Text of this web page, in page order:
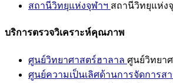
สถานีวิทยุแห่งจุฬาฯ สถานีวิทยุแห่ง
บริการตรวจวิเคราะห์คุณภาพ
ศูนย์วิทยาศาสตร์ฮาลาล ศูนย์วิทยา
ศูนย์ความเป็นเลิศด้านการจัดการส